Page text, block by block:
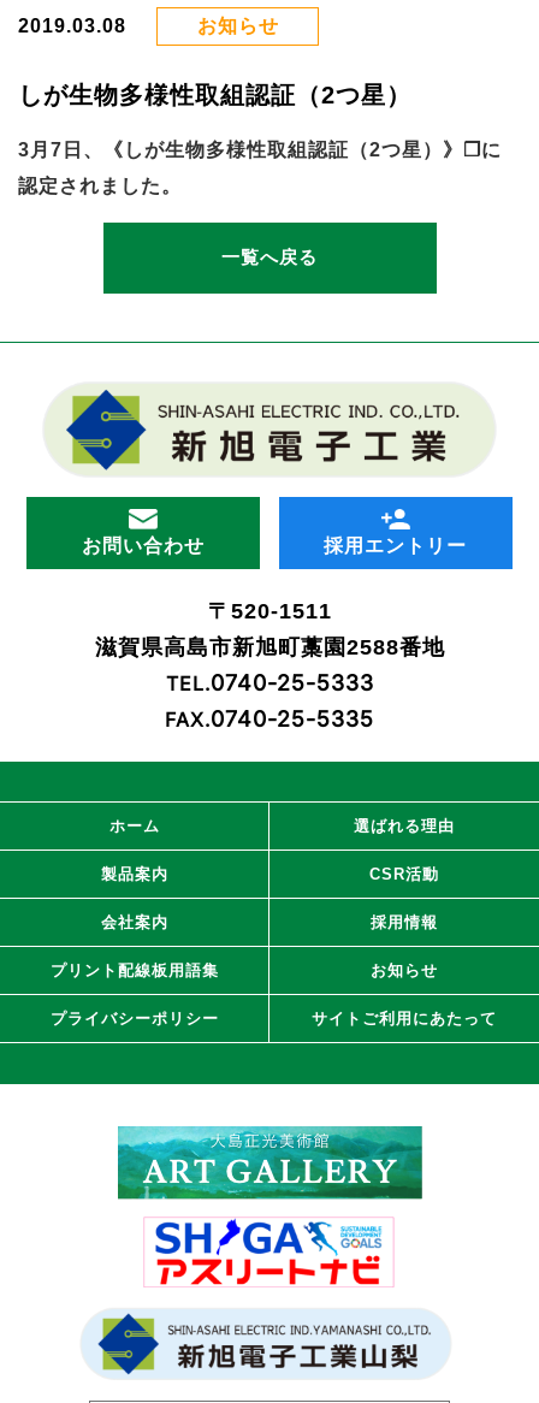
2019.03.08 お知らせ
しが生物多様性取組認証（2つ星）
3月7日、 《しが生物多様性取組認証（2つ星）》
に
認定されました。
一覧へ戻る
お問い合わせ 採用エントリー
〒520-1511
滋賀県高島市新旭町藁園2588番地
TEL.0740-25-5333
FAX.0740-25-5335
ホーム 選ばれる理由
製品案内 CSR活動
会社案内 採用情報
プリント配線板用語集 お知らせ
プライバシーポリシー サイトご利用にあたって